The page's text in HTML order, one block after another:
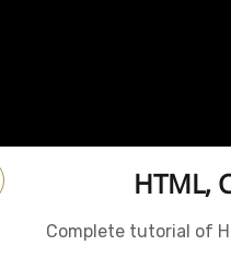
HTML,
Complete tutorial of